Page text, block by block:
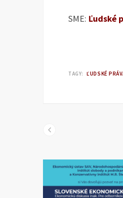
SME: Ľudské
TAGY: ĽUDSKÉ